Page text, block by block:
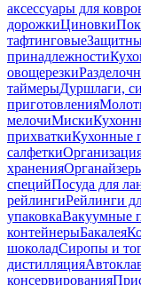
аксессуары для
дорожкиЦиновки
тафтинговые
принадлежности
овощерезки
таймерыДуршлаги,
приготовления
мелочиМиски
прихваткиКухонные
салфетки
хранения
специйПосуда для
рейлингиРейлинги
упаковкаВакуумные
контейнерыБакалея
шоколадСиропы и
дистилляция
консервирования